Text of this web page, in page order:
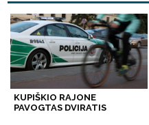
KUPIŠKIO RAJONE
PAVOGTAS DVIRATIS